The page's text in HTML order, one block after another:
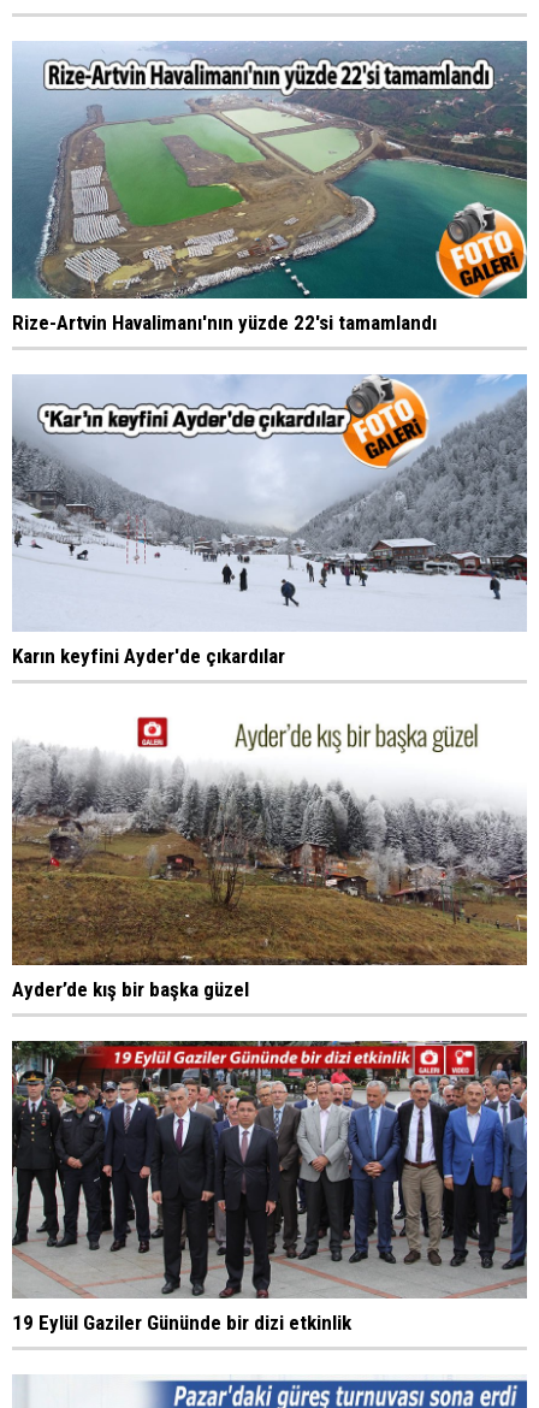
Rize-Artvin Havalimanı'nın yüzde 22'si tamamlandı
Karın keyfini Ayder'de çıkardılar
Ayder’de kış bir başka güzel
19 Eylül Gaziler Gününde bir dizi etkinlik